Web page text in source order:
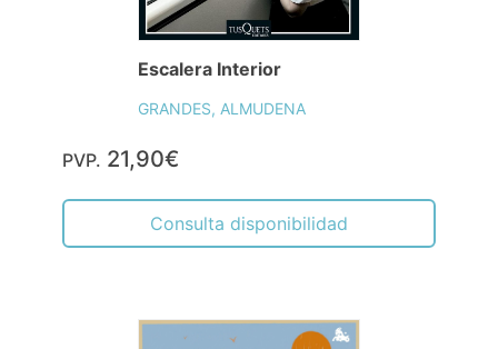
Escalera Interior
GRANDES, ALMUDENA
PVP. 21,90€
Consulta disponibilidad